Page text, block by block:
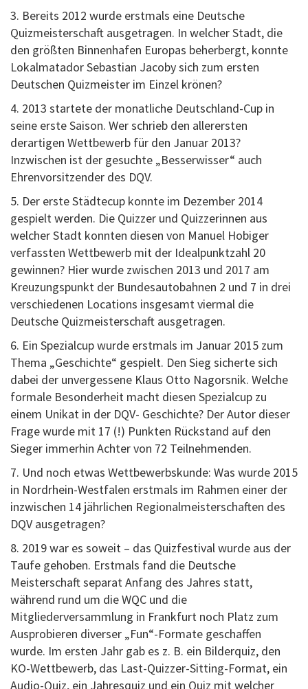
3. Bereits 2012 wurde erstmals eine Deutsche
Quizmeisterschaft ausgetragen. In welcher Stadt, die
den größten Binnenhafen Europas beherbergt, konnte
Lokalmatador Sebastian Jacoby sich zum ersten
Deutschen Quizmeister im Einzel krönen?
4. 2013 startete der monatliche Deutschland-Cup in
seine erste Saison. Wer schrieb den allerersten
derartigen Wettbewerb für den Januar 2013?
Inzwischen ist der gesuchte „Besserwisser“ auch
Ehrenvorsitzender des DQV.
5. Der erste Städtecup konnte im Dezember 2014
gespielt werden. Die Quizzer und Quizzerinnen aus
welcher Stadt konnten diesen von Manuel Hobiger
verfassten Wettbewerb mit der Idealpunktzahl 20
gewinnen? Hier wurde zwischen 2013 und 2017 am
Kreuzungspunkt der Bundesautobahnen 2 und 7 in drei
verschiedenen Locations insgesamt viermal die
Deutsche Quizmeisterschaft ausgetragen.
6. Ein Spezialcup wurde erstmals im Januar 2015 zum
Thema „Geschichte“ gespielt. Den Sieg sicherte sich
dabei der unvergessene Klaus Otto Nagorsnik. Welche
formale Besonderheit macht diesen Spezialcup zu
einem Unikat in der DQV- Geschichte? Der Autor dieser
Frage wurde mit 17 (!) Punkten Rückstand auf den
Sieger immerhin Achter von 72 Teilnehmenden.
7. Und noch etwas Wettbewerbskunde: Was wurde 2015
in Nordrhein-Westfalen erstmals im Rahmen einer der
inzwischen 14 jährlichen Regionalmeisterschaften des
DQV ausgetragen?
8. 2019 war es soweit – das Quizfestival wurde aus der
Taufe gehoben. Erstmals fand die Deutsche
Meisterschaft separat Anfang des Jahres statt,
während rund um die WQC und die
Mitgliederversammlung in Frankfurt noch Platz zum
Ausprobieren diverser „Fun“-Formate geschaffen
wurde. Im ersten Jahr gab es z. B. ein Bilderquiz, den
KO-Wettbewerb, das Last-Quizzer-Sitting-Format, ein
Audio-Quiz, ein Jahresquiz und ein Quiz mit welcher